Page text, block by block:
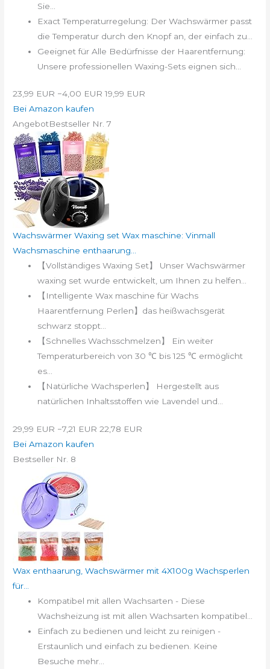
Sie...
Exact Temperaturregelung: Der Wachswärmer passt
die Temperatur durch den Knopf an, der einfach zu...
Geeignet für Alle Bedürfnisse der Haarentfernung:
Unsere professionellen Waxing-Sets eignen sich...
23,99 EUR −4,00 EUR 19,99 EUR
Bei Amazon kaufen
AngebotBestseller Nr. 7
Wachswärmer Waxing set Wax maschine: Vinmall
Wachsmaschine enthaarung...
【Vollständiges Waxing Set】 Unser Wachswärmer
waxing set wurde entwickelt, um Ihnen zu helfen...
【Intelligente Wax maschine für Wachs
Haarentfernung Perlen】das heißwachsgerät
schwarz stoppt...
【Schnelles Wachsschmelzen】 Ein weiter
Temperaturbereich von 30 ℃ bis 125 ℃ ermöglicht
es...
【Natürliche Wachsperlen】 Hergestellt aus
natürlichen Inhaltsstoffen wie Lavendel und...
29,99 EUR −7,21 EUR 22,78 EUR
Bei Amazon kaufen
Bestseller Nr. 8
Wax enthaarung, Wachswärmer mit 4X100g Wachsperlen
für...
Kompatibel mit allen Wachsarten - Diese
Wachsheizung ist mit allen Wachsarten kompatibel...
Einfach zu bedienen und leicht zu reinigen -
Erstaunlich und einfach zu bedienen. Keine
Besuche mehr...